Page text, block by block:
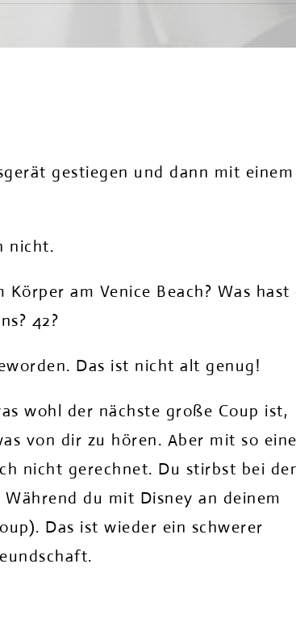
gestiegen und dann mit einem
nicht.
am Venice Beach? Was hast
42?
Das ist nicht alt genug!
wohl der nächste große Coup ist,
von dir zu hören. Aber mit so
nicht gerechnet. Du stirbst bei
du mit Disney an deinem
Das ist wieder ein schwerer